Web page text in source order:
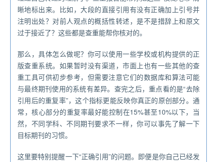
晰地标出来。比如，大段的直接引用有没有正确加上引号并
注明出处？对前人观点的概括性转述，是不是措辞上和原文
过于接近了？这些都是查重能帮你核对的。
那么，具体怎么做呢？你可以使用一些学校或机构提供的正
版查重系统。如果暂时没有渠道，市面上也有一些其他的查
重工具可供初步参考，但需要注意它们的数据库和算法可能
与最终期刊使用的系统有差异。查完之后，重点看的是“去除
引用后的重复率”，这个指标更能反映你真正的原创部分。通
常，核心部分的重复率最好能控制在15%甚至10%以下，当
然，不同学科、不同期刊要求不一样，你可以事先了解一下
目标期刊的习惯。
这里要特别提醒一下“正确引用”的问题。即便是你自己已经发